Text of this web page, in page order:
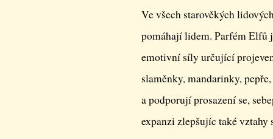
Ve všech starověkých
pomáhají lidem. Parfém Elfů
emotivní síly určující
slaměnky, mandarinky,
a podporují prosazení se,
expanzi zlepšujíc také